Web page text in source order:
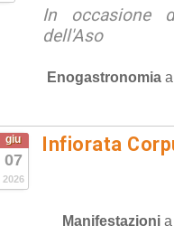
In occasione
dell'Aso
Enogastronomia
giu
07
2026
Infiorata
Manifestazioni